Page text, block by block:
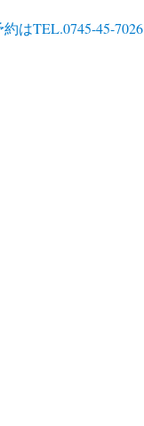
約はTEL.0745-45-7026